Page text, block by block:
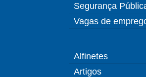
Segurança
Vagas de
Alfinetes
Artigos